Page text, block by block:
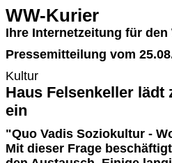
WW-Kurier
Ihre Internetzeitung für
Pressemitteilung vom
Kultur
Haus Felsenkeller lädt
ein
"Quo Vadis Soziokultur -
Mit dieser Frage